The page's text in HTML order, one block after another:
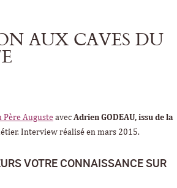
AUX CAVES DU
Père Auguste avec Adrien GODEAU, issu de la
Interview réalisé en mars 2015.
VOTRE CONNAISSANCE SUR